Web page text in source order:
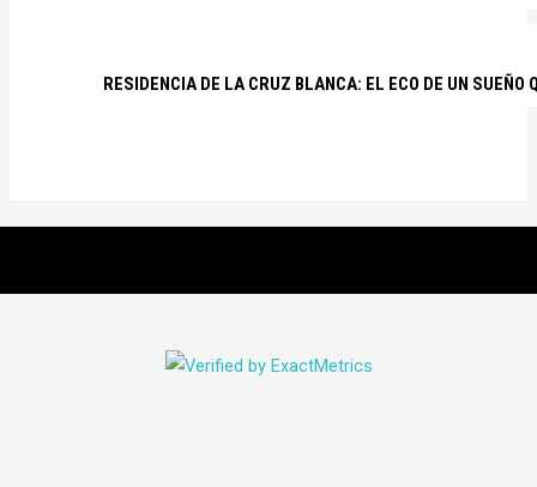
RESIDENCIA DE LA CRUZ BLANCA: EL ECO DE UN SUEÑO